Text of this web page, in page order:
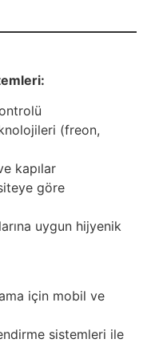
(freon,
kapılar
göre
uygun hijyenik
için mobil ve
sistemleri ile